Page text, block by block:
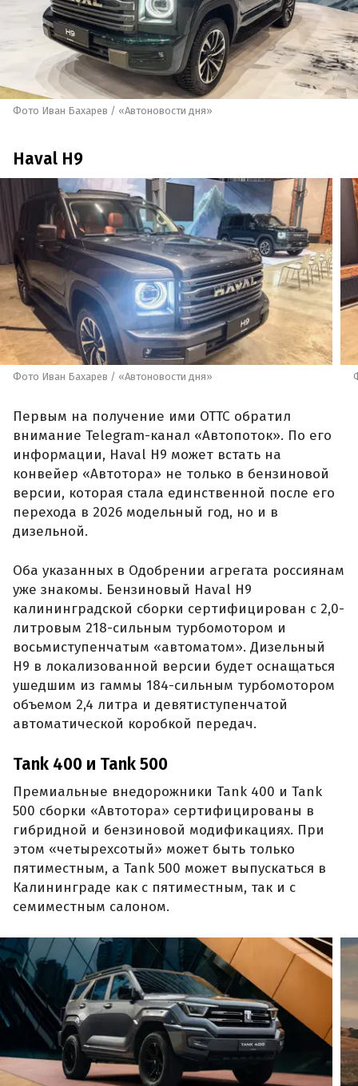
Фото Иван Бахарев / «Автоновости дня»
Haval H9
Фото Иван Бахарев / «Автоновости дня»
Первым на получение ими ОТТС обратил
внимание Telegram-канал «Автопоток». По его
информации, Haval H9 может встать на
конвейер «Автотора» не только в бензиновой
версии, которая стала единственной после его
перехода в 2026 модельный год, но и в
дизельной.
Оба указанных в Одобрении агрегата россиянам
уже знакомы. Бензиновый Haval H9
калининградской сборки сертифицирован с 2,0-
литровым 218-сильным турбомотором и
восьмиступенчатым «автоматом». Дизельный
H9 в локализованной версии будет оснащаться
ушедшим из гаммы 184-сильным турбомотором
объемом 2,4 литра и девятиступенчатой
автоматической коробкой передач.
Tank 400 и Tank 500
Премиальные внедорожники Tank 400 и Tank
500 сборки «Автотора» сертифицированы в
гибридной и бензиновой модификациях. При
этом «четырехсотый» может быть только
пятиместным, а Tank 500 может выпускаться в
Калининграде как с пятиместным, так и с
семиместным салоном.